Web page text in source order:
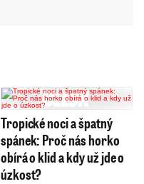
Tropické noci a špatný
spánek: Proč nás horko
obírá o klid a kdy už jde o
úzkost?